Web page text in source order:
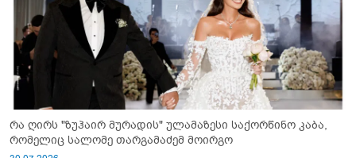
რა ღირს "ზუჰაირ მურადის" ულამაზესი საქორწინო კაბა,
რომელიც სალომე თარგამაძემ მოირგო